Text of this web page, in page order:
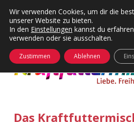
Kategorien
24 Hours
Die Wende
KFMW-Disco
KFMW-Disco
Dates
Contact
öffnen
Das
Wir verwenden Cookies, um dir die
unserer Website zu bieten.
In den Einstellungen kannst du
verwenden oder sie ausschalten.
Zustimmen Ablehnen